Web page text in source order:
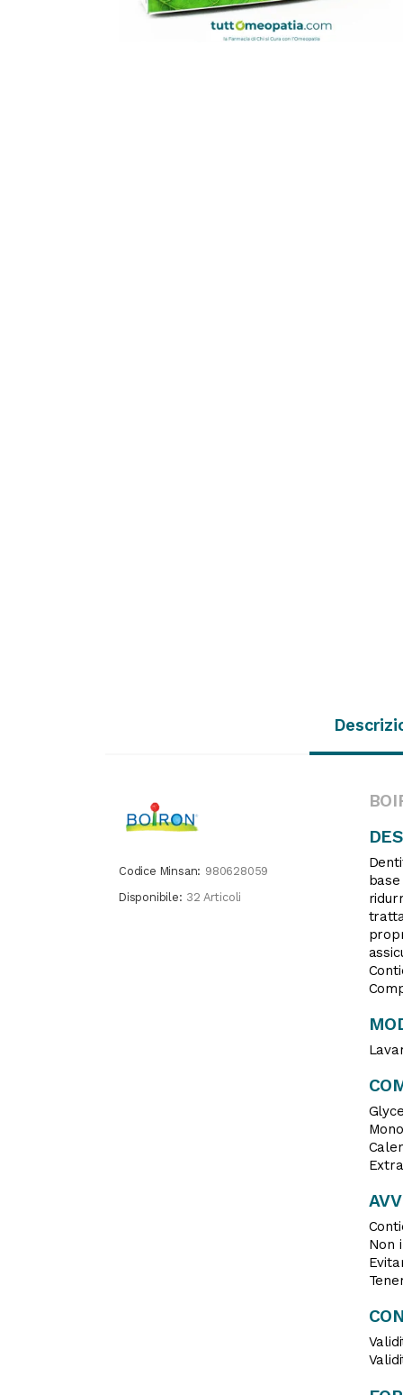
Codice Minsan: 980628059
Disponibile: 32 Articoli
Non